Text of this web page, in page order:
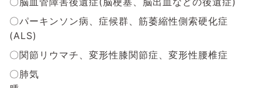
〇パーキンソン病、症候群、筋萎縮性側索硬化症
(ALS)
〇関節リウマチ、変形性膝関節症、変形性腰椎症
〇肺気